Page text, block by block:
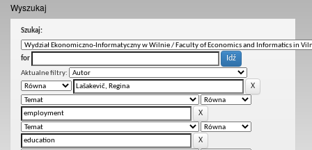
Wyszukaj
Szukaj:
for
Aktualne filtry: